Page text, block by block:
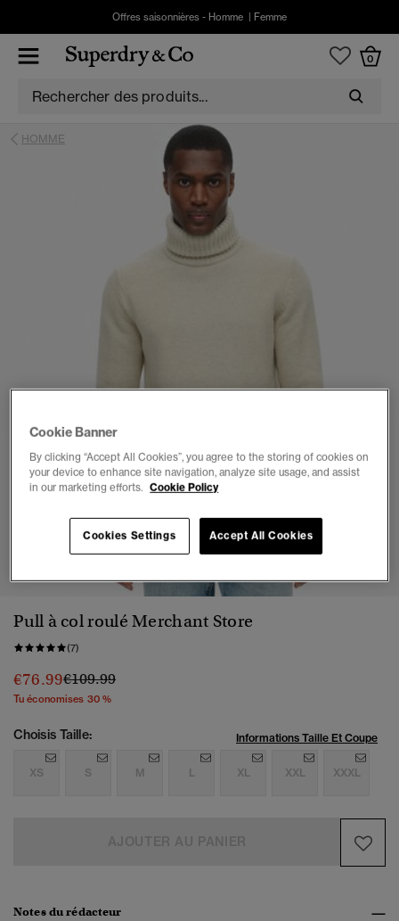
Offres saisonnières - Homme Femme
0
HOMME
Pull à col roulé Merchant Store
(7)
€76.99Prix réduit de
€109.99à
Tu économises 30 %
Choisis Taille: Informations Taille Et Coupe
XS S M L XL XXL XXXL
Notes du rédacteur
Cookie Banner
By clicking “Accept All Cookies”, you agree to the storing of cookies on
your device to enhance site navigation, analyze site usage, and assist
in our marketing efforts. Cookie Policy
Cookies Settings Accept All Cookies